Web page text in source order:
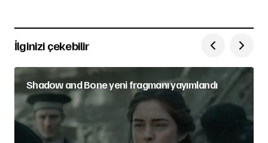
İlginizi çekebilir
Shadow and Bone yeni fragmanı yayımlandı